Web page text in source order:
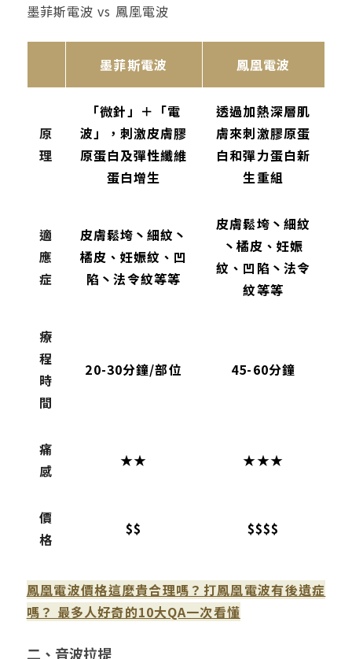
墨菲斯電波 vs 鳳凰電波
墨菲斯電波 鳳凰電波
原
理
「微針」＋「電
波」，刺激皮膚膠
原蛋白及彈性纖維
蛋白增生
透過加熱深層肌
膚來刺激膠原蛋
白和彈力蛋白新
生重組
適
應
症
皮膚鬆垮丶細紋丶
橘皮、妊娠紋、凹
陷丶法令紋等等
皮膚鬆垮丶細紋
丶橘皮、妊娠
紋、凹陷丶法令
紋等等
療
程
時
間
20-30分鐘/部位 45-60分鐘
痛
感
★★ ★★★
價
格
$$ $$$$
鳳凰電波價格這麼貴合理嗎？打鳳凰電波有後遺症
嗎？ 最多人好奇的10大QA一次看懂
二、音波拉提